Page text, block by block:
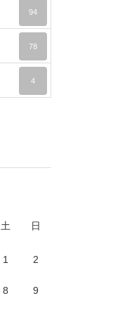
94
78
4
土 日
1 2
8 9